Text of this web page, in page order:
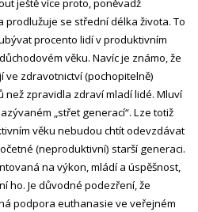
ještě více proto, poněvadž
prodlužuje se střední délka života. To
procento lidí v produktivním
věku. Navíc je známo, že
ve zdravotnictví (pochopitelně)
zpravidla zdraví mladí lidé. Mluví
„střet generací“. Lze totiž
věku nebudou chtít odevzdávat
(neproduktivní) starší generaci.
na výkon, mládí a úspěšnost,
ho. Je důvodné podezření, že
podpora euthanasie ve veřejném